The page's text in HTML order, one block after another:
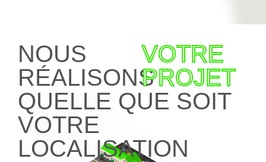
NOUS
RÉALISONS
VOTRE
PROJET
QUELLE QUE SOIT
VOTRE
LOCALISATION